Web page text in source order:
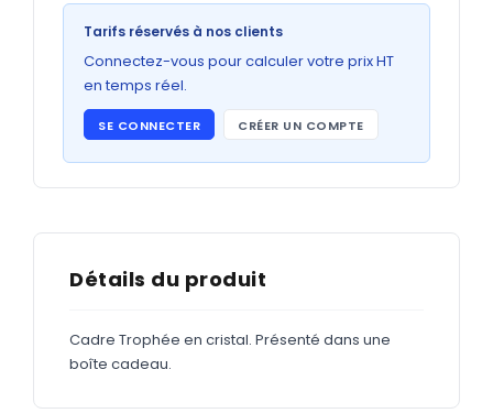
GRAND FORMAT
Abribus
ADHÉSIFS
Tarifs réservés à nos clients
Connectez-vous pour calculer votre prix HT
en temps réel.
SE CONNECTER CRÉER UN COMPTE
Détails du produit
Cadre Trophée en cristal. Présenté dans une
boîte cadeau.